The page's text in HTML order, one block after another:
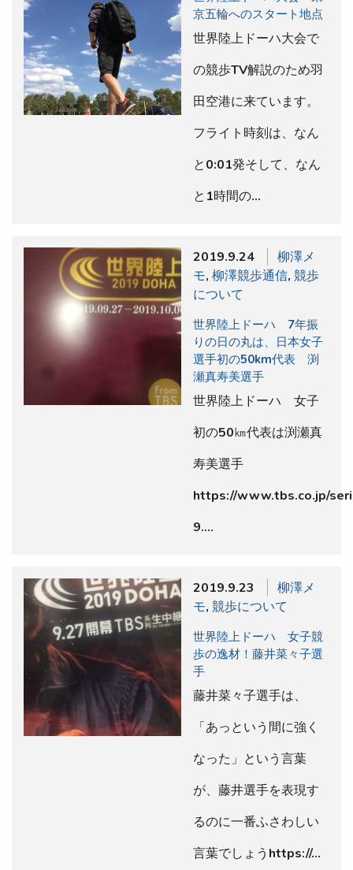
京五輪へのスタート地点
世界陸上ドーハ大会で
の競歩TV解説のため羽
田空港に来ています。
フライト時刻は、なん
と0:01発そして、なん
と1時間の…
2019.9.24
柳澤メ
モ, 柳澤競歩通信, 競歩
について
世界陸上ドーハ 7年振
りの日の丸は、日本女子
選手初の50km代表 渕
瀬真寿美選手
世界陸上ドーハ 女子
初の50㎞代表は渕瀬真
寿美選手
https://www.tbs.co.jp/
9.…
2019.9.23
柳澤メ
モ, 競歩について
世界陸上ドーハ 女子競
歩の逸材！藤井菜々子選
手
藤井菜々子選手は、
「あっという間に強く
なった」という言葉
が、藤井選手を表現す
るのに一番ふさわしい
言葉でしょうhttps://…